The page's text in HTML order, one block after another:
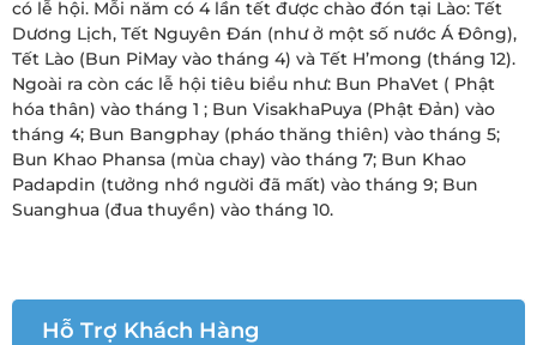
có lễ hội. Mỗi năm có 4 lần tết được chào đón tại Lào: Tết
Dương Lịch, Tết Nguyên Đán (như ở một số nước Á Đông),
Tết Lào (Bun PiMay vào tháng 4) và Tết H’mong (tháng 12).
Ngoài ra còn các lễ hội tiêu biểu như: Bun PhaVet ( Phật
hóa thân) vào tháng 1 ; Bun VisakhaPuya (Phật Đản) vào
tháng 4; Bun Bangphay (pháo thăng thiên) vào tháng 5;
Bun Khao Phansa (mùa chay) vào tháng 7; Bun Khao
Padapdin (tưởng nhớ người đã mất) vào tháng 9; Bun
Suanghua (đua thuyền) vào tháng 10.
Hỗ Trợ Khách Hàng